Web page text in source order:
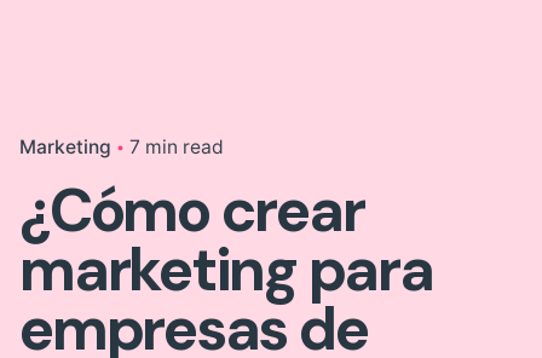
Marketing 7 min read
¿Cómo crear
marketing para
empresas de